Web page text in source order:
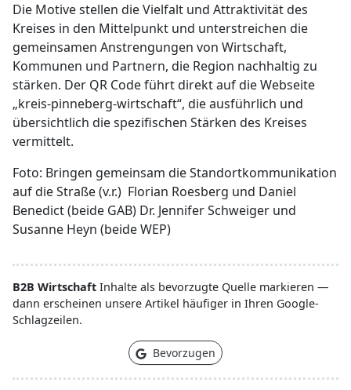
Die Motive stellen die Vielfalt und Attraktivität des
Kreises in den Mittelpunkt und unterstreichen die
gemeinsamen Anstrengungen von Wirtschaft,
Kommunen und Partnern, die Region nachhaltig zu
stärken. Der QR Code führt direkt auf die Webseite
„kreis-pinneberg-wirtschaft“, die ausführlich und
übersichtlich die spezifischen Stärken des Kreises
vermittelt.
Foto: Bringen gemeinsam die Standortkommunikation
auf die Straße (v.r.) Florian Roesberg und Daniel
Benedict (beide GAB) Dr. Jennifer Schweiger und
Susanne Heyn (beide WEP)
B2B Wirtschaft Inhalte als bevorzugte Quelle markieren —
dann erscheinen unsere Artikel häufiger in Ihren Google-
Schlagzeilen.
Bevorzugen